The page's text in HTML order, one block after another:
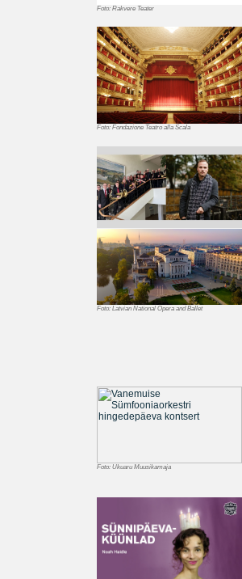
Foto: Rakvere Teater
Foto: Fondazione Teatro alla Scala
Foto: Latvian National Opera and Ballet
Foto: Ukuaru Muusikamaja